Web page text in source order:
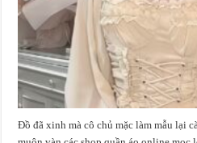
Đồ đã xinh mà cô chủ mặc làm mẫu lại